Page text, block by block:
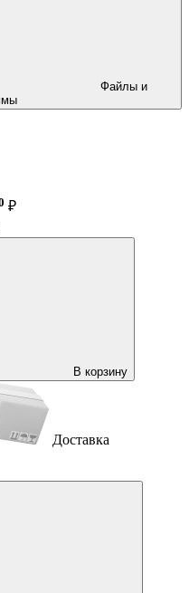
₽
В корзину
Доставка